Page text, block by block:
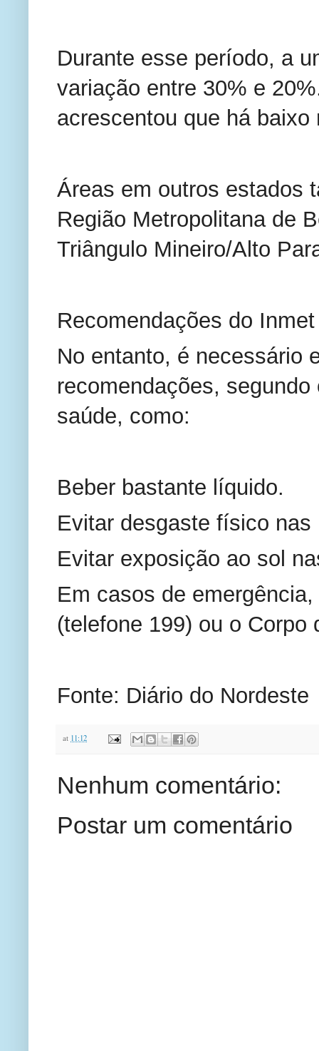
Durante esse período, a
variação entre 30% e
acrescentou que há
Áreas em outros estados
Região Metropolitana de
Triângulo Mineiro/Alto
Recomendações do Inmet
No entanto, é necessário
recomendações,
saúde, como:
Beber bastante líquido.
Evitar desgaste físico
Evitar exposição ao sol
Em casos de
(telefone 199) ou o Corpo
Fonte: Diário do Nordeste
at 11:12
Nenhum comentário:
Postar um comentário